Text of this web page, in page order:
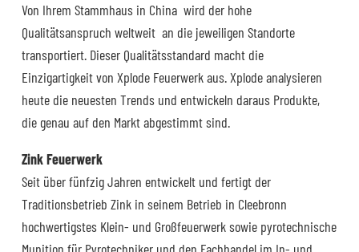
Von Ihrem Stammhaus in China wird der hohe
Qualitätsanspruch weltweit an die jeweiligen Standorte
transportiert. Dieser Qualitätsstandard macht die
Einzigartigkeit von Xplode Feuerwerk aus. Xplode analysieren
heute die neuesten Trends und entwickeln daraus Produkte,
die genau auf den Markt abgestimmt sind.
Zink Feuerwerk
Seit über fünfzig Jahren entwickelt und fertigt der
Traditionsbetrieb Zink in seinem Betrieb in Cleebronn
hochwertigstes Klein- und Großfeuerwerk sowie pyrotechnische